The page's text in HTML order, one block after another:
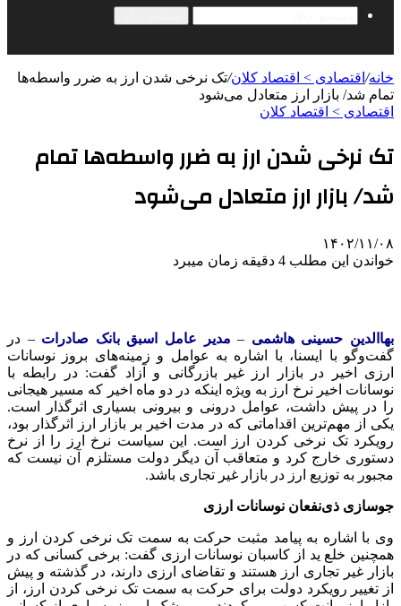
خانه/ اقتصادی > اقتصاد کلان/تک نرخی شدن ارز به ضرر واسطه‌ها
تمام شد/ بازار ارز متعادل می‌شود
اقتصادی > اقتصاد کلان
تک نرخی شدن ارز به ضرر واسطه‌ها تمام
شد/ بازار ارز متعادل می‌شود
۱۴۰۲/۱۱/۰۸
خواندن این مطلب 4 دقیقه زمان میبرد
بهاالدین حسینی هاشمی – مدیر عامل اسبق بانک صادرات – در
گفت‌وگو با ایسنا، با اشاره به عوامل و زمینه‌های بروز نوسانات
ارزی اخیر در بازار ارز غیر بازرگانی و آزاد گفت: در رابطه با
نوسانات اخیر نرخ ارز به ویژه اینکه در دو ماه اخیر که مسیر هیجانی
را در پیش داشت، عوامل درونی و بیرونی بسیاری اثرگذار است.
یکی از مهم‌ترین اقداماتی که در مدت اخیر بر بازار ارز اثرگذار بود،
رویکرد تک نرخی کردن ارز است. این سیاست نرخ ارز را از نرخ
دستوری خارج کرد و متعاقب آن دیگر دولت مستلزم آن نیست که
مجبور به توزیع ارز در بازار غیر تجاری باشد.
جوسازی ذی‌نفعان نوسانات ارزی
وی با اشاره به پیامد مثبت حرکت به سمت تک نرخی کردن ارز و
همچنین خلع ید از کاسبان نوسانات ارزی گفت: برخی کسانی که در
بازار غیر تجاری ارز هستند و تقاضای ارزی دارند، در گذشته و پیش
از تغییر رویکرد دولت برای حرکت به سمت تک نرخی کردن ارز، از